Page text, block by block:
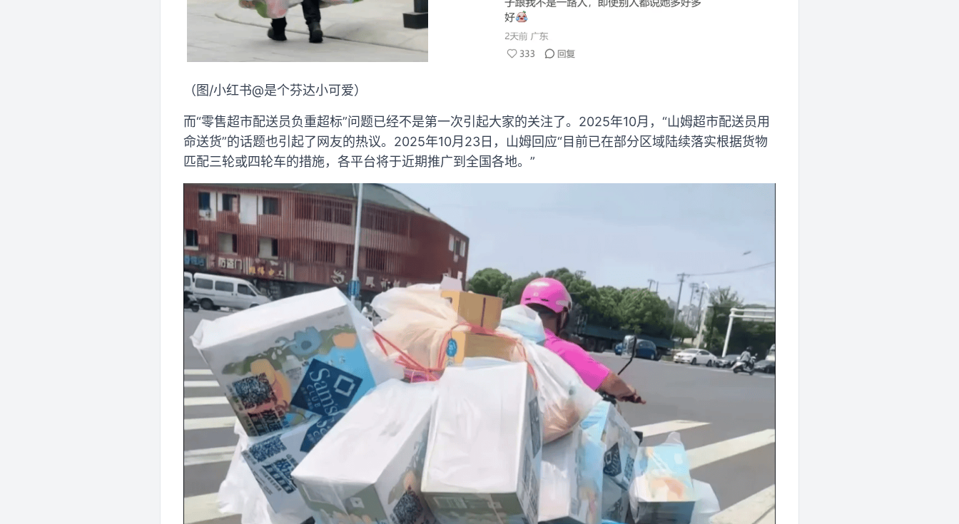
（图/小红书@是个芬达小可爱）
而“零售超市配送员负重超标”问题已经不是第一次引起大家的关注了。2025年10月，“山姆超市配送员用
命送货”的话题也引起了网友的热议。2025年10月23日，山姆回应“目前已在部分区域陆续落实根据货物
匹配三轮或四轮车的措施，各平台将于近期推广到全国各地。”